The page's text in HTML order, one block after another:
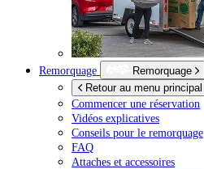
Remorquage
Remorquage
Retour au menu principal
Commencer une réservation
Vidéos explicatives
Conseils pour le remorquage
FAQ
Attaches et accessoires